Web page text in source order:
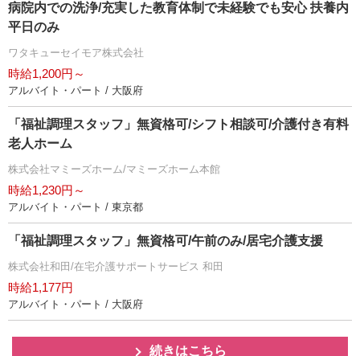
病院内での洗浄/充実した教育体制で未経験でも安心 扶養内
平日のみ
ワタキューセイモア株式会社
時給1,200円～
アルバイト・パート / 大阪府
「福祉調理スタッフ」無資格可/シフト相談可/介護付き有料
老人ホーム
株式会社マミーズホーム/マミーズホーム本館
時給1,230円～
アルバイト・パート / 東京都
「福祉調理スタッフ」無資格可/午前のみ/居宅介護支援
株式会社和田/在宅介護サポートサービス 和田
時給1,177円
アルバイト・パート / 大阪府
続きはこちら